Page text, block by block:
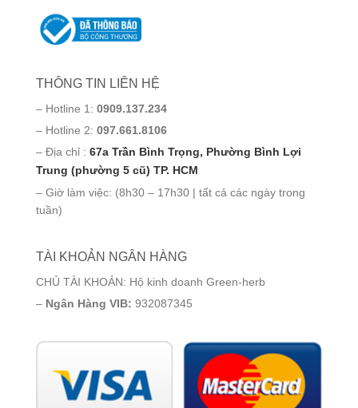
THÔNG TIN LIÊN HỆ
– Hotline 1: 0909.137.234
– Hotline 2: 097.661.8106
– Địa chỉ : 67a Trần Bình Trọng, Phường Bình Lợi
Trung (phường 5 cũ) TP. HCM
– Giờ làm việc: (8h30 – 17h30 | tất cả các ngày trong
tuần)
TÀI KHOẢN NGÂN HÀNG
CHỦ TÀI KHOẢN: Hộ kinh doanh Green-herb
– Ngân Hàng VIB: 932087345